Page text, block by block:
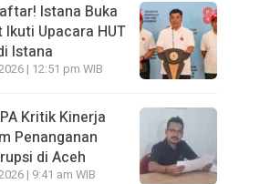
Istana Buka
Ikuti Upacara HUT
Istana
| 12:51 pm WIB
Kritik Kinerja
Penanganan
di Aceh
| 9:41 am WIB